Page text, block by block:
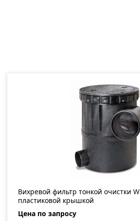
Вихревой фильтр тонкой очистки
пластиковой крышкой
Цена по запросу